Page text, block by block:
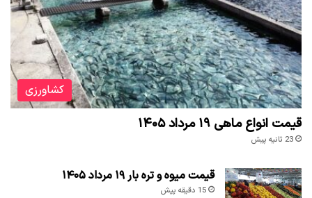
کشاورزی
قیمت انواع ماهی ۱۹ مرداد ۱۴۰۵
23 ثانیه پیش
قیمت میوه و تره بار ۱۹ مرداد ۱۴۰۵
15 دقیقه پیش